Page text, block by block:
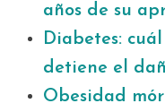
años de su
Diabetes:
detiene el
Obesidad